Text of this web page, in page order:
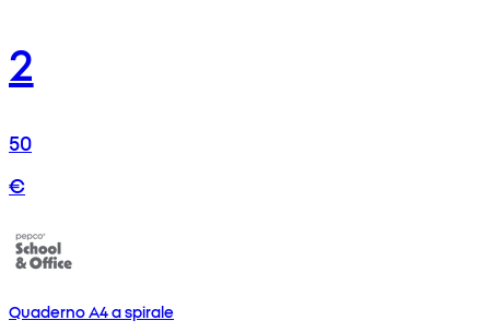
2
50
€
Quaderno A4 a spirale